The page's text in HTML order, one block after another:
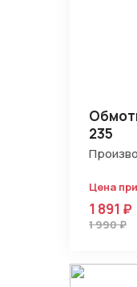
235
Цена
1 891 ₽
1 990 ₽